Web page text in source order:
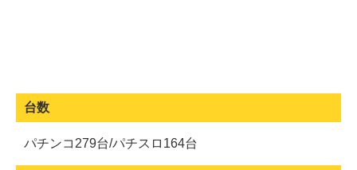
台数
パチンコ279台/パチスロ164台